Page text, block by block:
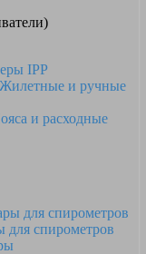
IPP
Жилетные и ручные
и расходные
для спирометров